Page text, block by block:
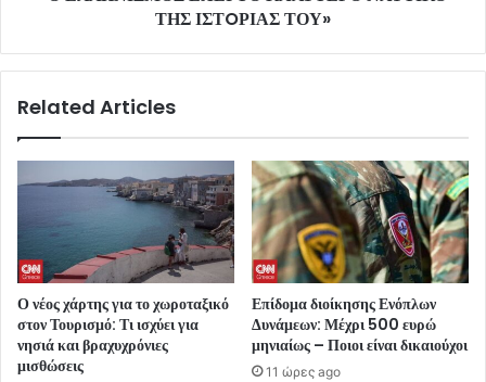
ΤΗΣ ΙΣΤOΡΙΑΣ ΤΟΥ»
Related Articles
Ο νέος χάρτης για το χωροταξικό
στον Τουρισμό: Τι ισχύει για
νησιά και βραχυχρόνιες
μισθώσεις
Επίδομα διοίκησης Ενόπλων
Δυνάμεων: Μέχρι 500 ευρώ
μηνιαίως – Ποιοι είναι δικαιούχοι
11 ώρες ago